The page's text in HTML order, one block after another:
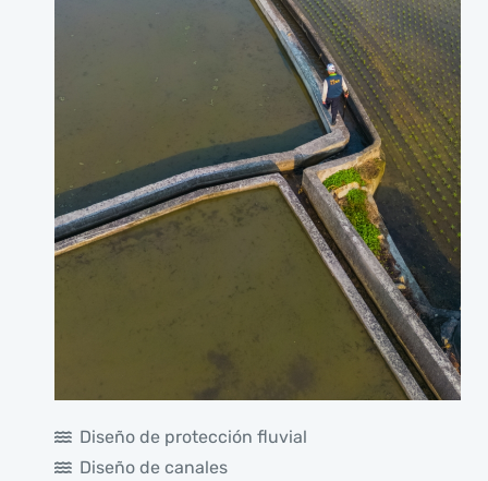
Diseño de protección fluvial
Diseño de canales